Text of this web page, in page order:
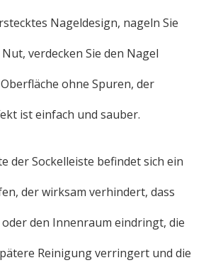
Nageldesign, nageln Sie
verdecken Sie den Nagel
ohne Spuren, der
ist einfach und sauber.
der Sockelleiste befindet sich ein
der wirksam verhindert, dass
den Innenraum eindringt, die
Reinigung verringert und die